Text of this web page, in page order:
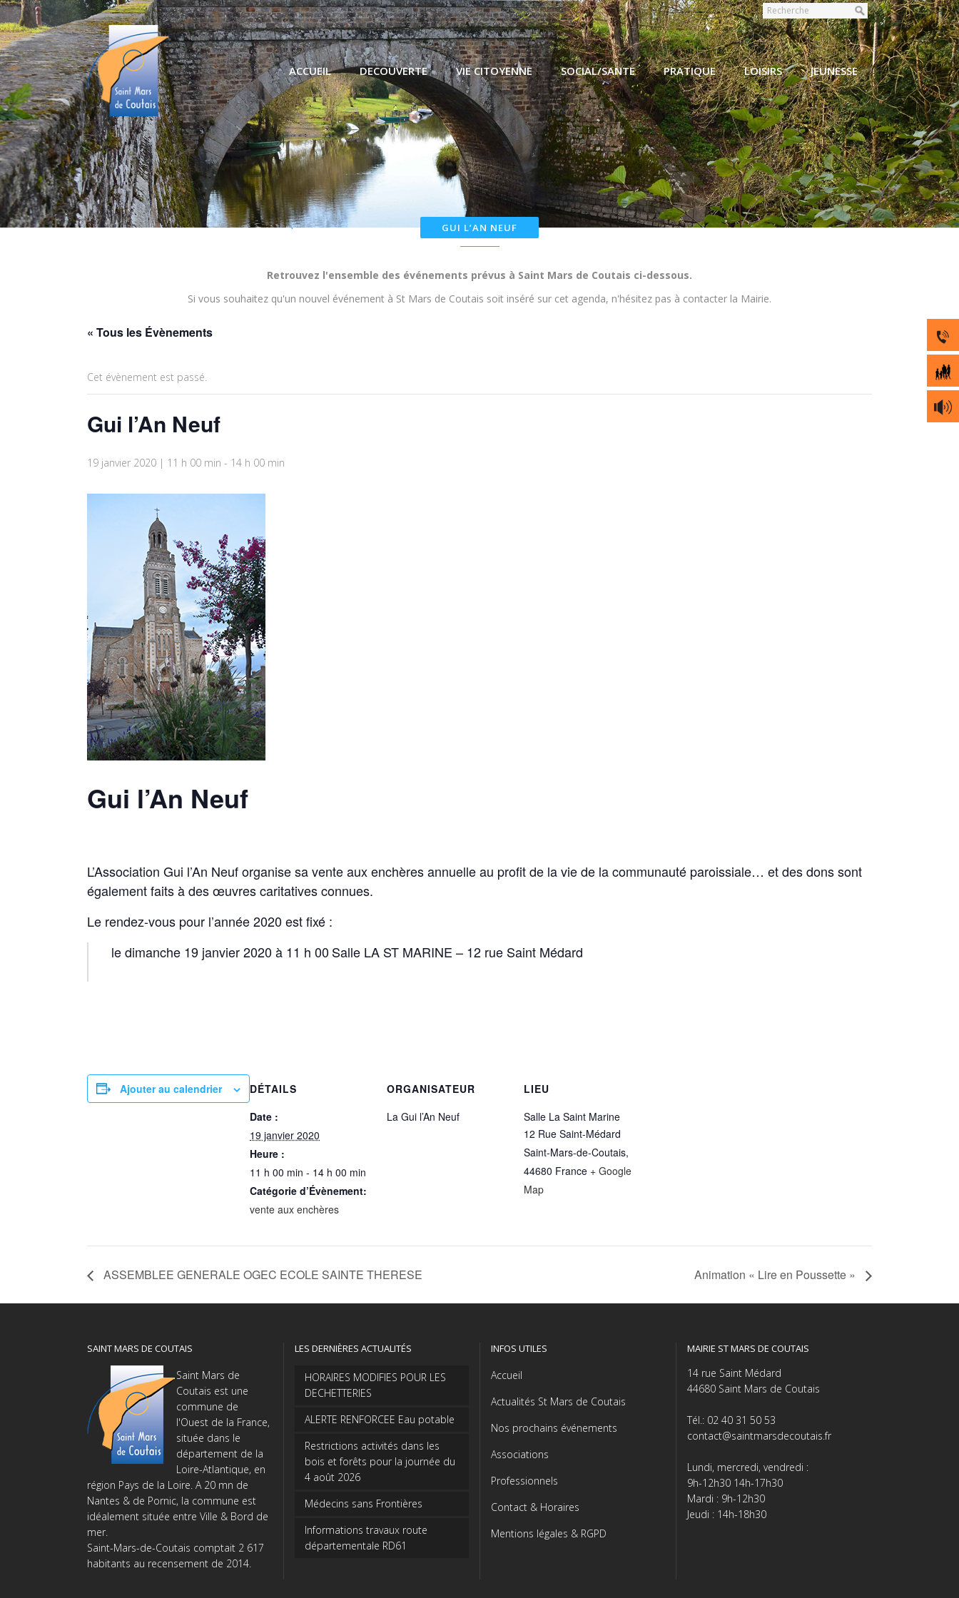
ACCUEIL DECOUVERTE VIE CITOYENNE SOCIAL/SANTE PRATIQUE LOISIRS JEUNESSE
GUI L’AN NEUF
Nos prochains événements à Saint Mars de Coutais
Retrouvez l'ensemble des événements prévus à Saint Mars de Coutais ci-dessous.
Si vous souhaitez qu'un nouvel événement à St Mars de Coutais soit inséré sur cet agenda, n'hésitez pas à contacter la Mairie.
« Tous les Évènements
Cet évènement est passé.
Gui l’An Neuf
19 janvier 2020 | 11 h 00 min - 14 h 00 min
Gui l’An Neuf
L’Association Gui l’An Neuf organise sa vente aux enchères annuelle au profit de la vie de la communauté paroissiale… et des dons sont
également faits à des œuvres caritatives connues.
Le rendez-vous pour l’année 2020 est fixé :
le dimanche 19 janvier 2020 à 11 h 00 Salle LA ST MARINE – 12 rue Saint Médard
Ajouter au calendrier
DÉTAILS
Date :
19 janvier 2020
Heure :
11 h 00 min - 14 h 00 min
Catégorie d’Évènement:
vente aux enchères
ORGANISATEUR
La Gui l’An Neuf
LIEU
Salle La Saint Marine
12 Rue Saint-Médard
Saint-Mars-de-Coutais,
44680 France + Google
Map
ASSEMBLEE GENERALE OGEC ECOLE SAINTE THERESE Animation « Lire en Poussette »
SAINT MARS DE COUTAIS
Saint Mars de
Coutais est une
commune de
l'Ouest de la France,
située dans le
département de la
Loire-Atlantique, en
région Pays de la Loire. A 20 mn de
Nantes & de Pornic, la commune est
idéalement située entre Ville & Bord de
mer.
Saint-Mars-de-Coutais comptait 2 617
habitants au recensement de 2014.
LES DERNIÈRES ACTUALITÉS
HORAIRES MODIFIES POUR LES
DECHETTERIES
ALERTE RENFORCEE Eau potable
Restrictions activités dans les
bois et forêts pour la journée du
4 août 2026
Médecins sans Frontières
Informations travaux route
départementale RD61
INFOS UTILES
Accueil
Actualités St Mars de Coutais
Nos prochains événements
Associations
Professionnels
Contact & Horaires
Mentions légales & RGPD
MAIRIE ST MARS DE COUTAIS
14 rue Saint Médard
44680 Saint Mars de Coutais
Tél.: 02 40 31 50 53
contact@saintmarsdecoutais.fr
Lundi, mercredi, vendredi :
9h-12h30 14h-17h30
Mardi : 9h-12h30
Jeudi : 14h-18h30